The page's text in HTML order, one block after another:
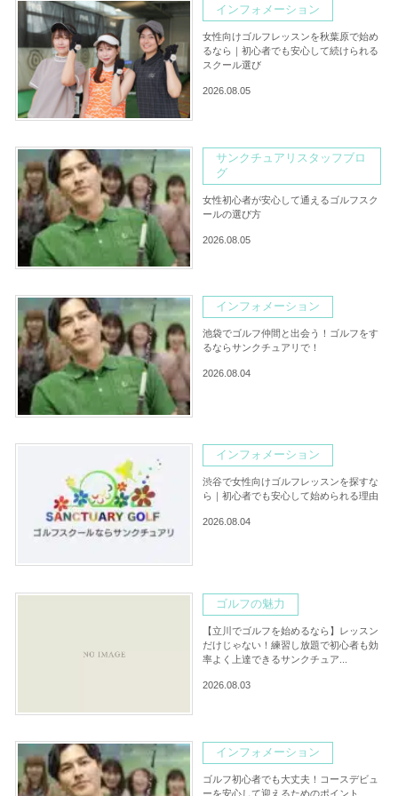
インフォメーション
女性向けゴルフレッスンを秋葉原で始め
るなら｜初心者でも安心して続けられる
スクール選び
2026.08.05
サンクチュアリスタッフブロ
グ
女性初心者が安心して通えるゴルフスク
ールの選び方
2026.08.05
インフォメーション
池袋でゴルフ仲間と出会う！ゴルフをす
るならサンクチュアリで！
2026.08.04
インフォメーション
渋谷で女性向けゴルフレッスンを探すな
ら｜初心者でも安心して始められる理由
2026.08.04
ゴルフの魅力
【立川でゴルフを始めるなら】レッスン
だけじゃない！練習し放題で初心者も効
率よく上達できるサンクチュア...
2026.08.03
インフォメーション
ゴルフ初心者でも大丈夫！コースデビュ
ーを安心して迎えるためのポイント